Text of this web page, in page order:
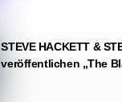
STEVE HACKETT &
veröffentlichen „The